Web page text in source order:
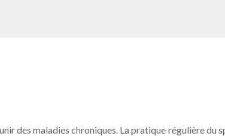
des maladies chroniques. La pratique régulière du